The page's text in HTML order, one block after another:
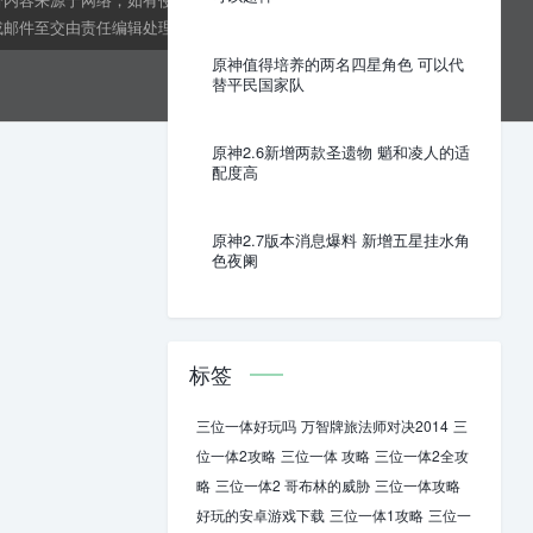
原神值得培养的两名四星角色 可以代
替平民国家队
原神2.6新增两款圣遗物 魈和凌人的适
配度高
原神2.7版本消息爆料 新增五星挂水角
色夜阑
标签
三位一体好玩吗 万智牌旅法师对决2014 三
位一体2攻略 三位一体 攻略 三位一体2全攻
略 三位一体2 哥布林的威胁 三位一体攻略
好玩的安卓游戏下载 三位一体1攻略 三位一
件至交由责任编辑处理。kens24dft@hotmail.com